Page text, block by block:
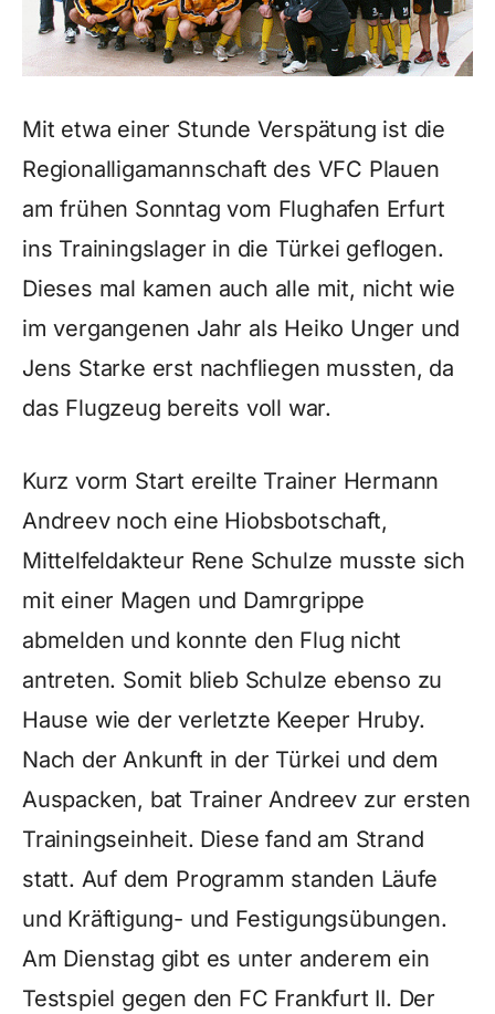
Mit etwa einer Stunde Verspätung ist die
Regionalligamannschaft des VFC Plauen
am frühen Sonntag vom Flughafen Erfurt
ins Trainingslager in die Türkei geflogen.
Dieses mal kamen auch alle mit, nicht wie
im vergangenen Jahr als Heiko Unger und
Jens Starke erst nachfliegen mussten, da
das Flugzeug bereits voll war.
Kurz vorm Start ereilte Trainer Hermann
Andreev noch eine Hiobsbotschaft,
Mittelfeldakteur Rene Schulze musste sich
mit einer Magen und Damrgrippe
abmelden und konnte den Flug nicht
antreten. Somit blieb Schulze ebenso zu
Hause wie der verletzte Keeper Hruby.
Nach der Ankunft in der Türkei und dem
Auspacken, bat Trainer Andreev zur ersten
Trainingseinheit. Diese fand am Strand
statt. Auf dem Programm standen Läufe
und Kräftigung- und Festigungsübungen.
Am Dienstag gibt es unter anderem ein
Testspiel gegen den FC Frankfurt II. Der